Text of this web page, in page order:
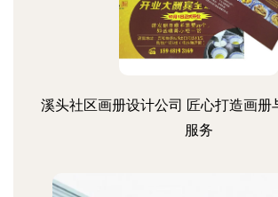
溪头社区画册设计公司 匠心打造画册
服务